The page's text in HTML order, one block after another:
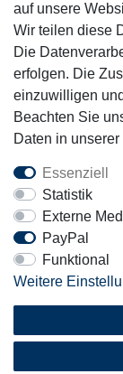
auf unsere
Wir teilen diese
Die
erfolgen. Die
einzuwilligen
Beachten Sie
Daten in unserer
Essenziell
Statistik
Externe
PayPal
Funktional
Weitere